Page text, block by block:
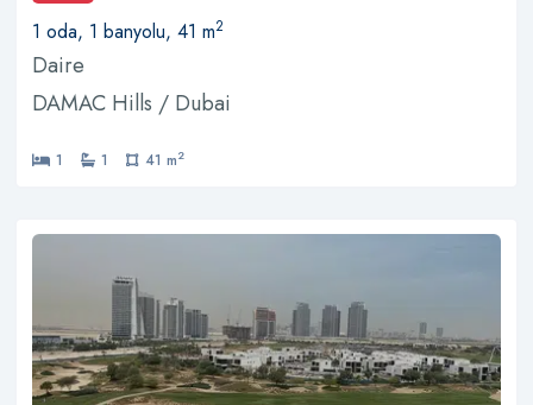
1 oda, 1 banyolu, 41 m2
Daire
DAMAC Hills / Dubai
1 1 41 m2